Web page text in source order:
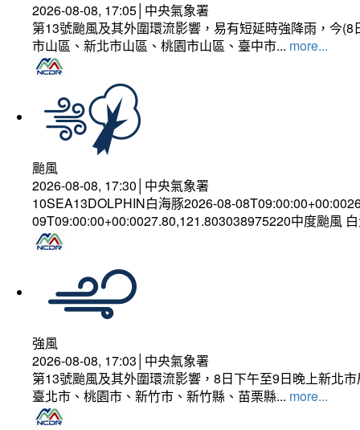
2026-08-08, 17:05│中央氣象署
第13號颱風及其外圍環流影響，易有短延時強降雨，今
市山區、新北市山區、桃園市山區、臺中市... more...
颱風
2026-08-08, 17:30│中央氣象署
10SEA13DOLPHIN白海豚2026-08-
09T09:00:00+00:0027.80,121.803038975220中度颱風
強風
2026-08-08, 17:03│中央氣象署
第13號颱風及其外圍環流影響，8日下午至9日晚上新北
臺北市、桃園市、新竹市、新竹縣、苗栗縣... more...